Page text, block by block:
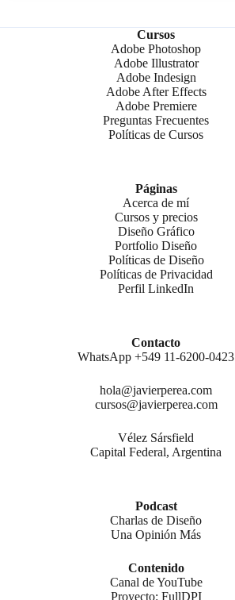
Cursos
Adobe Photoshop
Adobe Illustrator
Adobe Indesign
Adobe After Effects
Adobe Premiere
Preguntas Frecuentes
Políticas de Cursos
Páginas
Acerca de mí
Cursos y precios
Diseño Gráfico
Portfolio Diseño
Políticas de Diseño
Políticas de Privacidad
Perfil LinkedIn
Contacto
WhatsApp +549 11-6200-0423
hola@javierperea.com
cursos@javierperea.com
Vélez Sársfield
Capital Federal, Argentina
Podcast
Charlas de Diseño
Una Opinión Más
Contenido
Canal de YouTube
Proyecto: FullDPI